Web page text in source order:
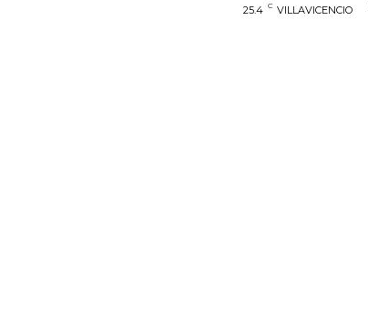
25.4 C VILLAVICENCIO